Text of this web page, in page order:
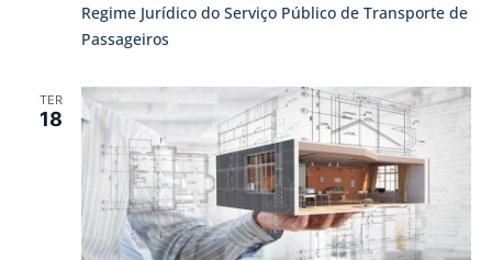
Regime Jurídico do Serviço Público de Transporte de
Passageiros
TER
18